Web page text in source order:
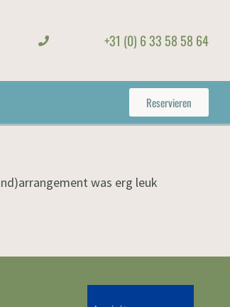
+31 (0) 6 33 58 58 64
Reservieren
was erg leuk